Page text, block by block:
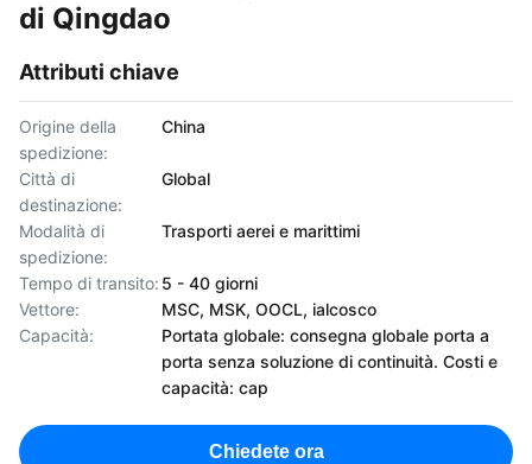
di Qingdao
Attributi chiave
Origine della
spedizione:
China
Città di
destinazione:
Global
Modalità di
spedizione:
Trasporti aerei e marittimi
Tempo di transito: 5 - 40 giorni
Vettore:
MSC, MSK, OOCL, ialcosco
Capacità:
Portata globale: consegna globale porta a
porta senza soluzione di continuità. Costi e
capacità: cap
Chiedete ora